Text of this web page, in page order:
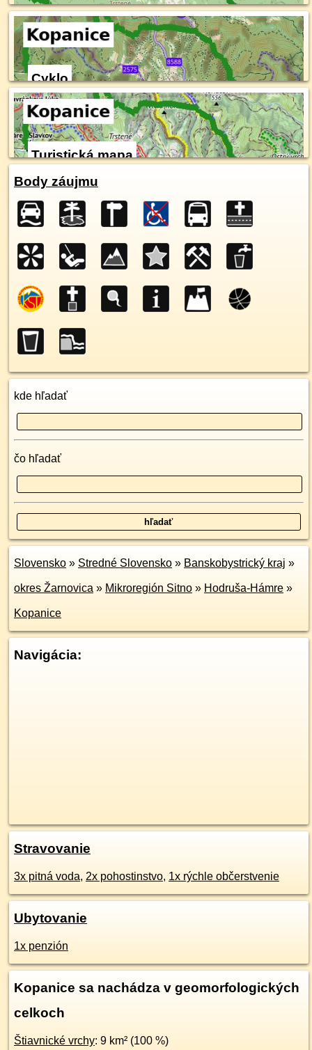
Cyklo
Turistická mapa
Body záujmu
kde hľadať
čo hľadať
Slovensko » Stredné Slovensko » Banskobystrický kraj »
okres Žarnovica » Mikroregión Sitno » Hodruša-Hámre »
Kopanice
Navigácia:
Stravovanie
3x pitná voda, 2x pohostinstvo, 1x rýchle občerstvenie
Ubytovanie
1x penzión
Kopanice sa nachádza v geomorfologických
celkoch
Štiavnické vrchy: 9 km² (100 %)